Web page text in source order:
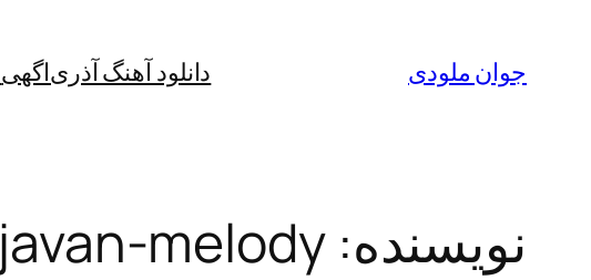
جوان ملودی دانلود آهنگ آذریاگهی
نویسنده:javan-melody